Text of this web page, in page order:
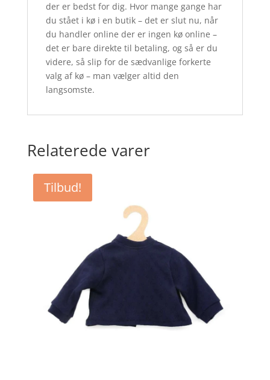
der er bedst for dig. Hvor mange gange har
du stået i kø i en butik – det er slut nu, når
du handler online der er ingen kø online –
det er bare direkte til betaling, og så er du
videre, så slip for de sædvanlige forkerte
valg af kø – man vælger altid den
langsomste.
Relaterede varer
Tilbud!